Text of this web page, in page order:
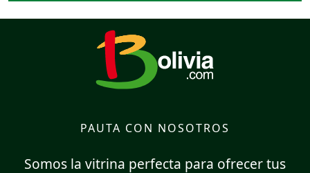
PAUTA CON NOSOTROS
Somos la vitrina perfecta para ofrecer tus